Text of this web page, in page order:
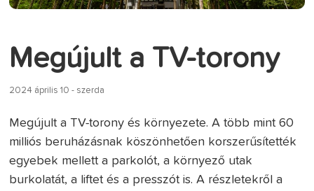
Megújult a TV-torony
2024 április 10 - szerda
Megújult a TV-torony és környezete. A több mint 60
milliós beruházásnak köszönhetően korszerűsítették
egyebek mellett a parkolót, a környező utak
burkolatát, a liftet és a presszót is. A részletekről a